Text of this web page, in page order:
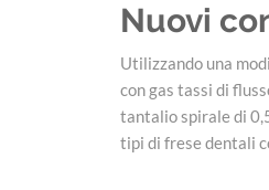
Nuovi
Utilizzando una
con gas tassi di
tantalio spirale di
tipi di frese dentali